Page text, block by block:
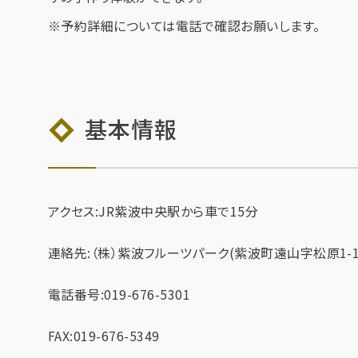
※予約詳細については電話で確認お願いします。
基本情報
アクセス:JR紫波中央駅から車で15分
連絡先:（株）紫波フルーツパーク(紫波町遠山字松原
電話番号:019-676-5301
FAX:019-676-5349